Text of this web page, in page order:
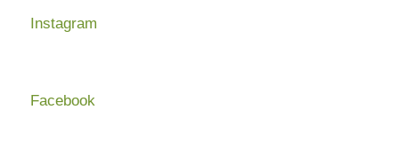
Instagram
Facebook